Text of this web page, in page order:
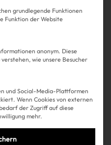
grundlegende Funktionen
Funktion der Website
anonym. Diese
wie unsere Besucher
und Social-Media-Plattformen
Wenn Cookies von externen
der Zugriff auf diese
mehr.